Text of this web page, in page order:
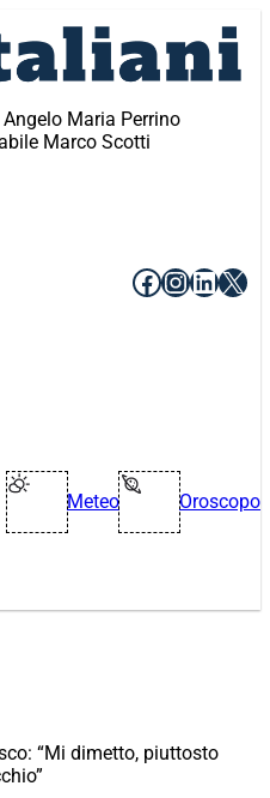
Maria Perrino
Marco Scotti
Facebook
X
Meteo Oroscopo
“Mi dimetto, piuttosto